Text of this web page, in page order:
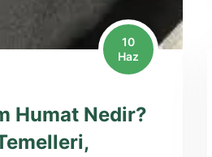
10
Haz
Humat Nedir?